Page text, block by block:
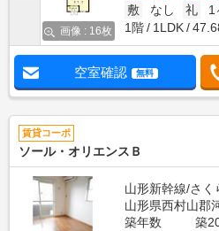
画像 : 16枚
敷
なし 礼
1
1階
1LDK
空室確認 無料
賃貸コーポ
ソール・オリエンスＢ
山形新幹線/さく
山形県西村山郡
築年数
築